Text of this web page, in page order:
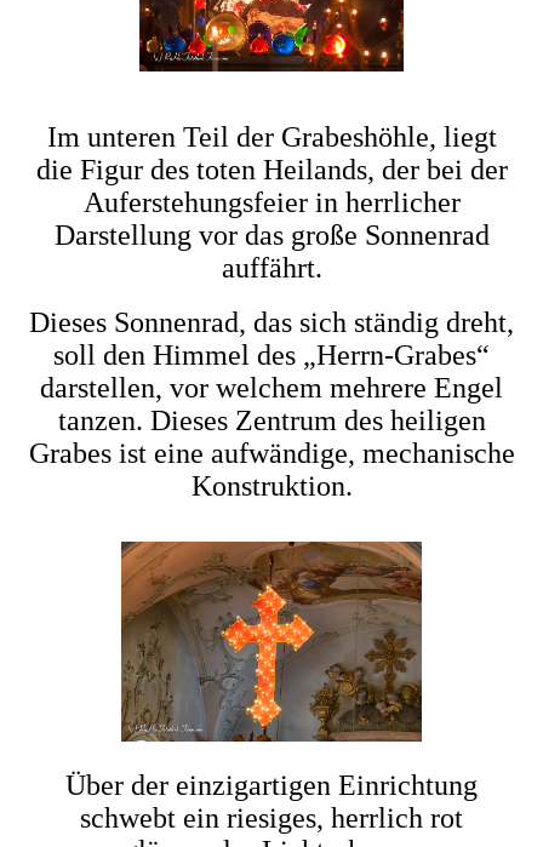
Im unteren Teil der Grabeshöhle, liegt
die Figur des toten Heilands, der bei der
Auferstehungsfeier in herrlicher
Darstellung vor das große Sonnenrad
auffährt.
Dieses Sonnenrad, das sich ständig dreht,
soll den Himmel des „Herrn-Grabes“
darstellen, vor welchem mehrere Engel
tanzen. Dieses Zentrum des heiligen
Grabes ist eine aufwändige, mechanische
Konstruktion.
Über der einzigartigen Einrichtung
schwebt ein riesiges, herrlich rot